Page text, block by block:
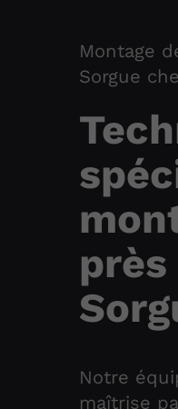
Montage
Sorgue
Notre
maîtrise